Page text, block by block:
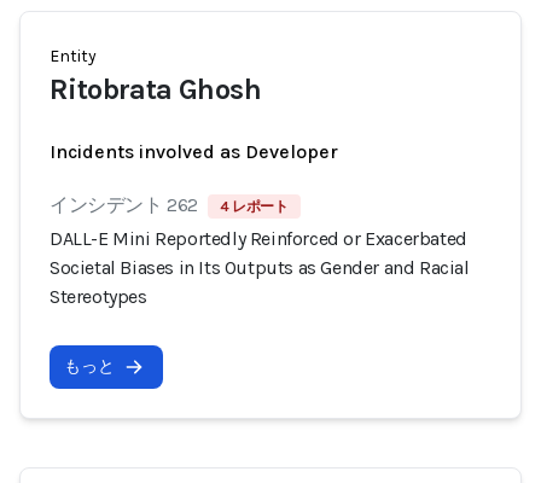
Entity
Ritobrata Ghosh
Incidents involved as Developer
インシデント 262 4 レポート
DALL-E Mini Reportedly Reinforced or Exacerbated
Societal Biases in Its Outputs as Gender and Racial
Stereotypes
もっと